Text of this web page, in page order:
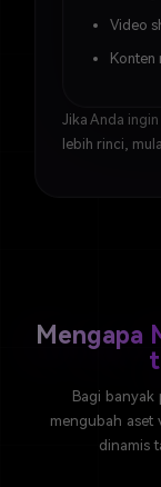
Video
Konten
Jika Anda
lebih rinci,
Mengapa
Bagi
mengubah aset
dinamis